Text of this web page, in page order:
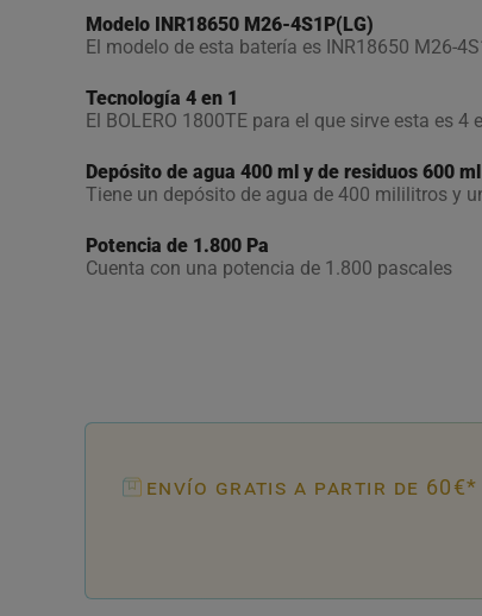
Modelo INR18650 M26-4S1P(LG)
El modelo de esta batería es INR18650 M26-
Tecnología 4 en 1
El BOLERO 1800TE para el que sirve esta es
Depósito de agua 400 ml y de residuos 600 ml
Tiene un depósito de agua de 400 mililitros y
Potencia de 1.800 Pa
Cuenta con una potencia de 1.800 pascales
envío gratis a partir de 60€*